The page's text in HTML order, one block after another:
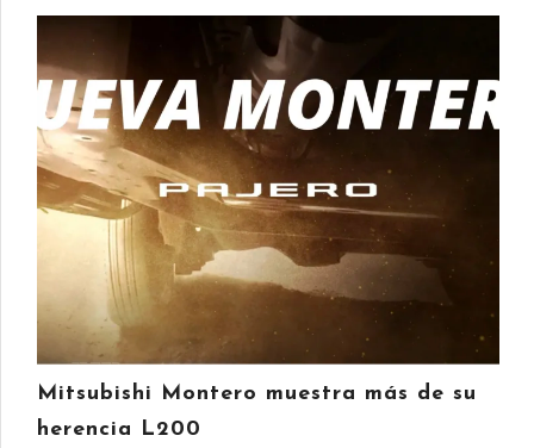
Mitsubishi Montero muestra más de su
herencia L200